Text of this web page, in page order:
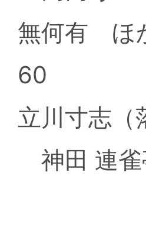
無何有 ほ
60
立川寸志（
神田 連雀